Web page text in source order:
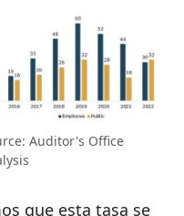
Auditor's Office
que esta tasa se